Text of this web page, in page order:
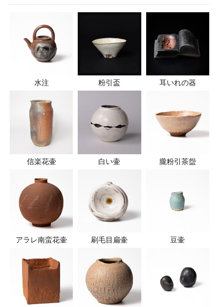
水注 粉引盃 耳いれの器
信楽花壷 白い壷 朧粉引茶盌
アラレ南蛮花壷 刷毛目扁壷 豆壷